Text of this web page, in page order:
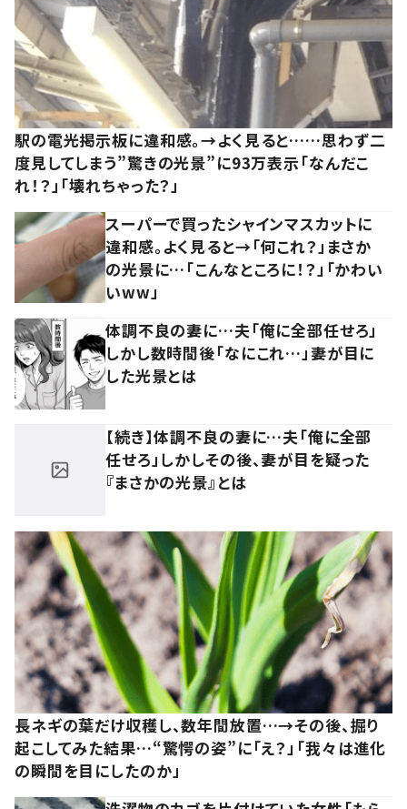
駅の電光掲示板に違和感。→よく見ると……思わず二
度見してしまう”驚きの光景”に93万表示「なんだこ
れ！？」「壊れちゃった？」
スーパーで買ったシャインマスカットに
違和感。よく見ると→「何これ？」まさか
の光景に…「こんなところに！？」「かわい
いww」
体調不良の妻に…夫「俺に全部任せろ」
しかし数時間後「なにこれ…」妻が目に
した光景とは
【続き】体調不良の妻に…夫「俺に全部
任せろ」しかしその後、妻が目を疑った
『まさかの光景』とは
長ネギの葉だけ収穫し、数年間放置…→その後、掘り
起こしてみた結果…“驚愕の姿”に「え？」「我々は進化
の瞬間を目にしたのか」